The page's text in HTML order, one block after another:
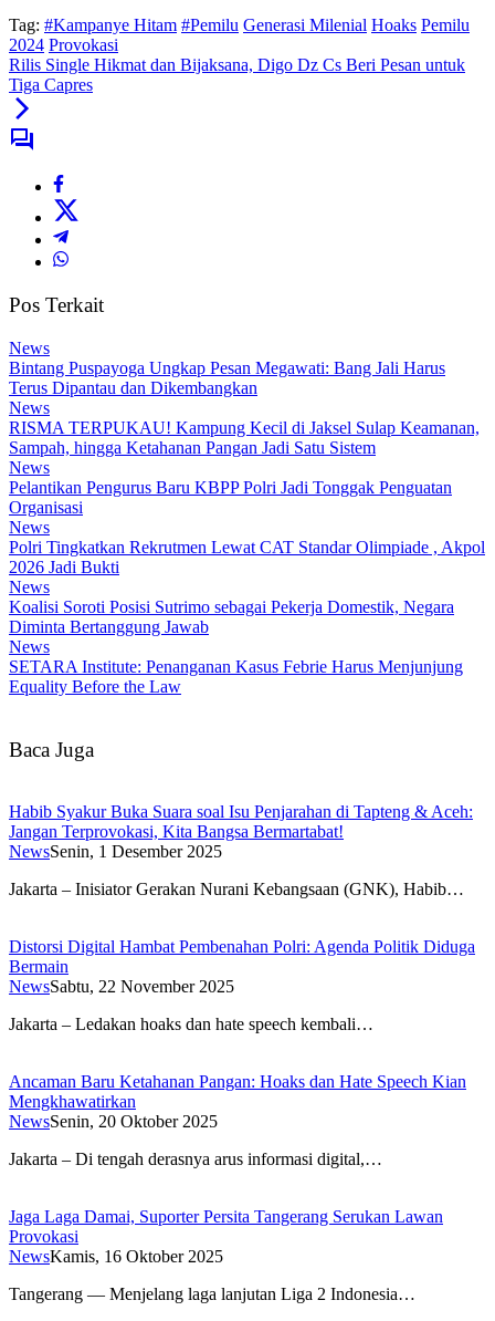
Tag: #Kampanye Hitam #Pemilu Generasi Milenial Hoaks Pemilu
2024 Provokasi
Rilis Single Hikmat dan Bijaksana, Digo Dz Cs Beri Pesan untuk
Tiga Capres
Pos Terkait
News
Bintang Puspayoga Ungkap Pesan Megawati: Bang Jali Harus
Terus Dipantau dan Dikembangkan
News
RISMA TERPUKAU! Kampung Kecil di Jaksel Sulap Keamanan,
Sampah, hingga Ketahanan Pangan Jadi Satu Sistem
News
Pelantikan Pengurus Baru KBPP Polri Jadi Tonggak Penguatan
Organisasi
News
Polri Tingkatkan Rekrutmen Lewat CAT Standar Olimpiade , Akpol
2026 Jadi Bukti
News
Koalisi Soroti Posisi Sutrimo sebagai Pekerja Domestik, Negara
Diminta Bertanggung Jawab
News
SETARA Institute: Penanganan Kasus Febrie Harus Menjunjung
Equality Before the Law
Baca Juga
Habib Syakur Buka Suara soal Isu Penjarahan di Tapteng & Aceh:
Jangan Terprovokasi, Kita Bangsa Bermartabat!
NewsSenin, 1 Desember 2025
Jakarta – Inisiator Gerakan Nurani Kebangsaan (GNK), Habib…
Distorsi Digital Hambat Pembenahan Polri: Agenda Politik Diduga
Bermain
NewsSabtu, 22 November 2025
Jakarta – Ledakan hoaks dan hate speech kembali…
Ancaman Baru Ketahanan Pangan: Hoaks dan Hate Speech Kian
Mengkhawatirkan
NewsSenin, 20 Oktober 2025
Jakarta – Di tengah derasnya arus informasi digital,…
Jaga Laga Damai, Suporter Persita Tangerang Serukan Lawan
Provokasi
NewsKamis, 16 Oktober 2025
Tangerang — Menjelang laga lanjutan Liga 2 Indonesia…